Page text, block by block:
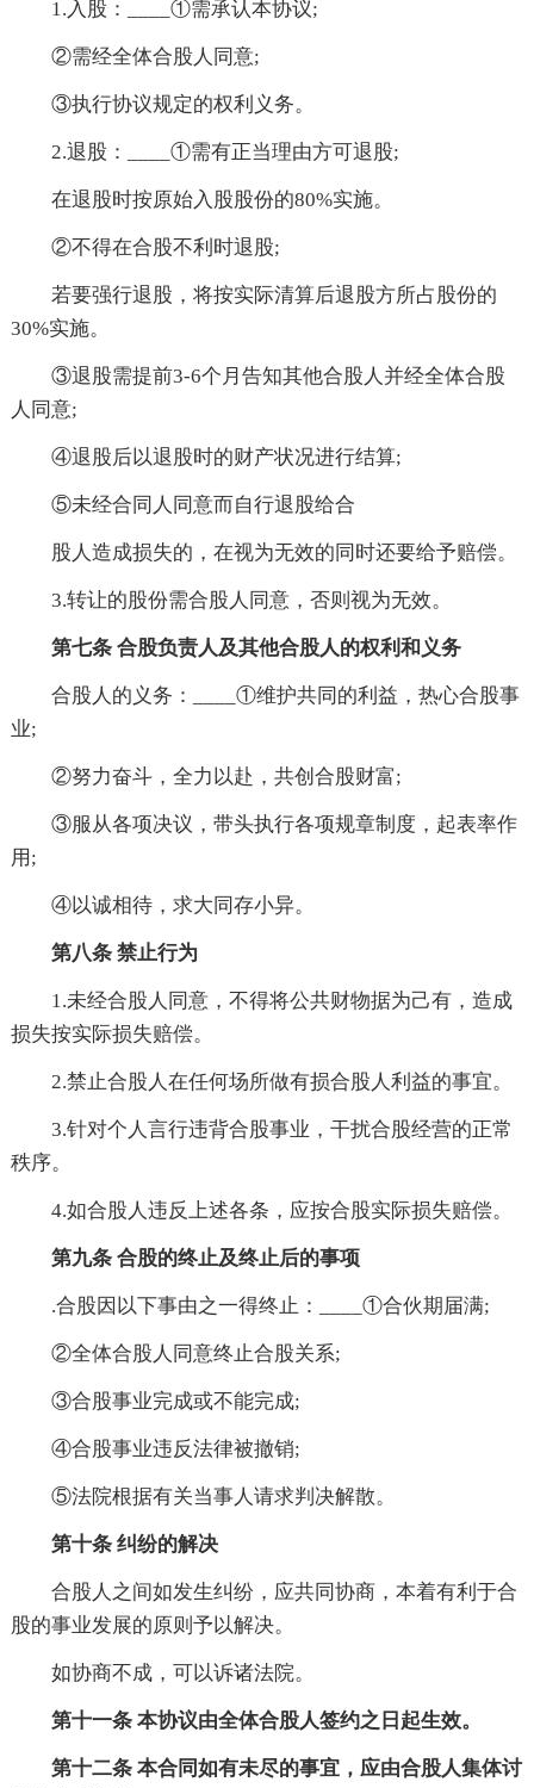
1.入股：____①需承认本协议;
②需经全体合股人同意;
③执行协议规定的权利义务。
2.退股：____①需有正当理由方可退股;
在退股时按原始入股股份的80%实施。
②不得在合股不利时退股;
若要强行退股，将按实际清算后退股方所占股份的
30%实施。
③退股需提前3-6个月告知其他合股人并经全体合股
人同意;
④退股后以退股时的财产状况进行结算;
⑤未经合同人同意而自行退股给合
股人造成损失的，在视为无效的同时还要给予赔偿。
3.转让的股份需合股人同意，否则视为无效。
第七条 合股负责人及其他合股人的权利和义务
合股人的义务：____①维护共同的利益，热心合股事
业;
②努力奋斗，全力以赴，共创合股财富;
③服从各项决议，带头执行各项规章制度，起表率作
用;
④以诚相待，求大同存小异。
第八条 禁止行为
1.未经合股人同意，不得将公共财物据为己有，造成
损失按实际损失赔偿。
2.禁止合股人在任何场所做有损合股人利益的事宜。
3.针对个人言行违背合股事业，干扰合股经营的正常
秩序。
4.如合股人违反上述各条，应按合股实际损失赔偿。
第九条 合股的终止及终止后的事项
.合股因以下事由之一得终止：____①合伙期届满;
②全体合股人同意终止合股关系;
③合股事业完成或不能完成;
④合股事业违反法律被撤销;
⑤法院根据有关当事人请求判决解散。
第十条 纠纷的解决
合股人之间如发生纠纷，应共同协商，本着有利于合
股的事业发展的原则予以解决。
如协商不成，可以诉诸法院。
第十一条 本协议由全体合股人签约之日起生效。
第十二条 本合同如有未尽的事宜，应由合股人集体讨